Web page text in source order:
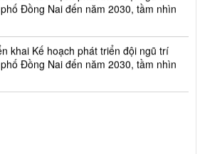
khai Kế hoạch phát triển đội ngũ trí
Đồng Nai đến năm 2030, tầm nhìn